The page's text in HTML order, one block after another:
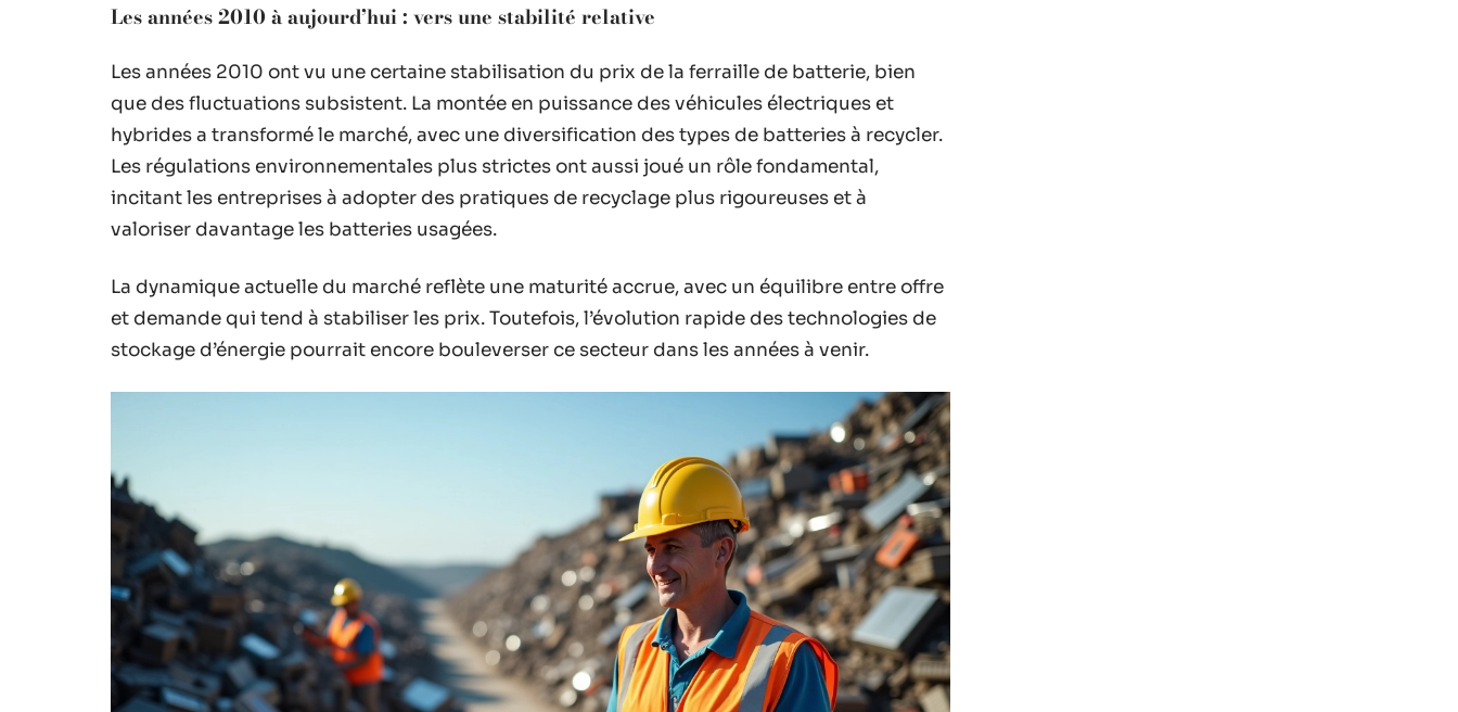
Les années 2010 à aujourd’hui : vers une stabilité relative
Les années 2010 ont vu une certaine stabilisation du prix de la ferraille de batterie, bien
que des fluctuations subsistent. La montée en puissance des véhicules électriques et
hybrides a transformé le marché, avec une diversification des types de batteries à recycler.
Les régulations environnementales plus strictes ont aussi joué un rôle fondamental,
incitant les entreprises à adopter des pratiques de recyclage plus rigoureuses et à
valoriser davantage les batteries usagées.
La dynamique actuelle du marché reflète une maturité accrue, avec un équilibre entre offre
et demande qui tend à stabiliser les prix. Toutefois, l’évolution rapide des technologies de
stockage d’énergie pourrait encore bouleverser ce secteur dans les années à venir.